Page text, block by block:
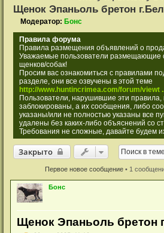
с
т
ц
и
Щенок Эпаньоль бретон
Модератор: Бонс
Правила форума
Правила размещения объявлений о
Уважаемые пользователи размещающие
щенков/собак!
Просим вас ознакомиться с правилами
разделе, они все озвучены в этой теме
http://www.huntincrimea.com/forum/viewt
Пользователи, нарушившие эти правила,
заблокированы, а их сообщения, либо
указаны/или не полностью указаны все
удалены без каких-либо объяснений со
Требования не сложные, давайте будем
Закрыто
Закрыто
Первое новое сообщение • 1
Бонс
Щенок Эпаньоль бретон